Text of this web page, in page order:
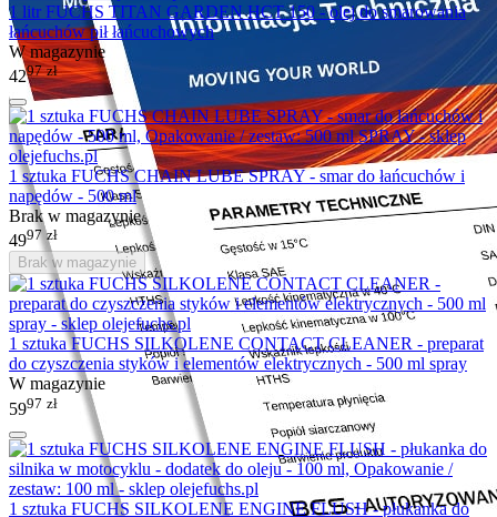
1 litr FUCHS TITAN GARDEN HCT 150 - olej do smarowania
łańcuchów pił łańcuchowych
W magazynie
4297 zł
1 sztuka FUCHS CHAIN LUBE SPRAY - smar do łańcuchów i
napędów - 500 ml
Brak w magazynie
4997 zł
Brak w magazynie
1 sztuka FUCHS SILKOLENE CONTACT CLEANER - preparat
do czyszczenia styków i elementów elektrycznych - 500 ml spray
W magazynie
5997 zł
1 sztuka FUCHS SILKOLENE ENGINE FLUSH - płukanka do